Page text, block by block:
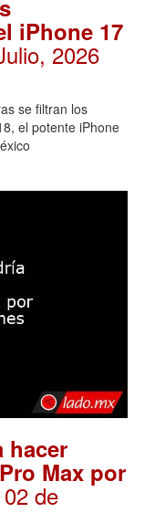
iPhone 17
2026
se filtran los
el potente iPhone
hacer
Max por
de